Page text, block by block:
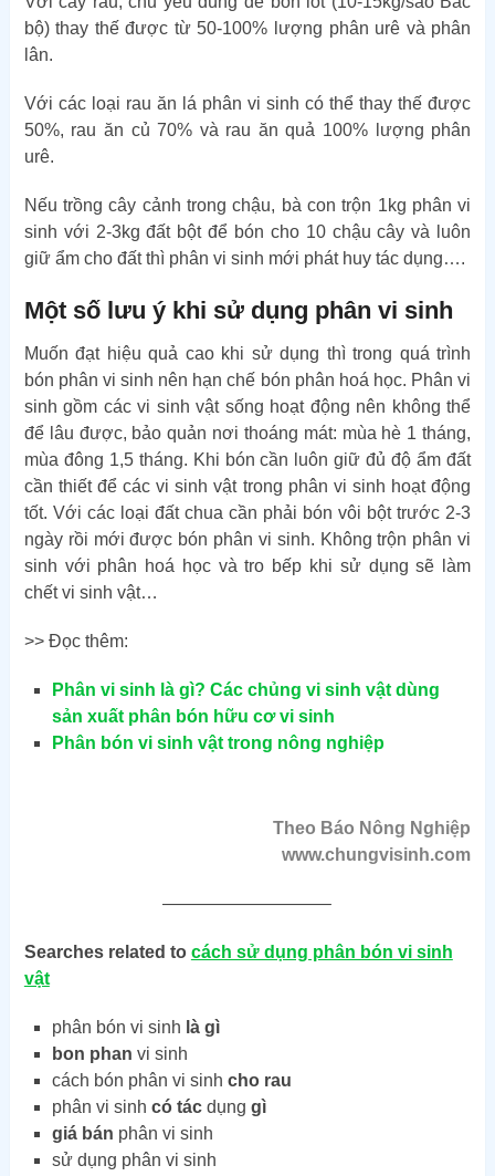
bộ) thay thế được từ 50-100% lượng phân urê và phân
lân.
Với các loại rau ăn lá phân vi sinh có thể thay thế được
50%, rau ăn củ 70% và rau ăn quả 100% lượng phân
urê.
Nếu trồng cây cảnh trong chậu, bà con trộn 1kg phân vi
sinh với 2-3kg đất bột để bón cho 10 chậu cây và luôn
giữ ẩm cho đất thì phân vi sinh mới phát huy tác dụng….
Một số lưu ý khi sử dụng phân vi sinh
Muốn đạt hiệu quả cao khi sử dụng thì trong quá trình
bón phân vi sinh nên hạn chế bón phân hoá học. Phân vi
sinh gồm các vi sinh vật sống hoạt động nên không thể
để lâu được, bảo quản nơi thoáng mát: mùa hè 1 tháng,
mùa đông 1,5 tháng. Khi bón cần luôn giữ đủ độ ẩm đất
cần thiết để các vi sinh vật trong phân vi sinh hoạt động
tốt. Với các loại đất chua cần phải bón vôi bột trước 2-3
ngày rồi mới được bón phân vi sinh. Không trộn phân vi
sinh với phân hoá học và tro bếp khi sử dụng sẽ làm
chết vi sinh vật…
>> Đọc thêm:
Phân vi sinh là gì? Các chủng vi sinh vật dùng
sản xuất phân bón hữu cơ vi sinh
Phân bón vi sinh vật trong nông nghiệp
Theo Báo Nông Nghiệp
www.chungvisinh.com
—————————–
Searches related to cách sử dụng phân bón vi sinh
vật
phân bón vi sinh là gì
bon phan vi sinh
cách bón phân vi sinhcho rau
phân vi sinhcó tác dụnggì
giá bán phân vi sinh
sử dụng phân vi sinh